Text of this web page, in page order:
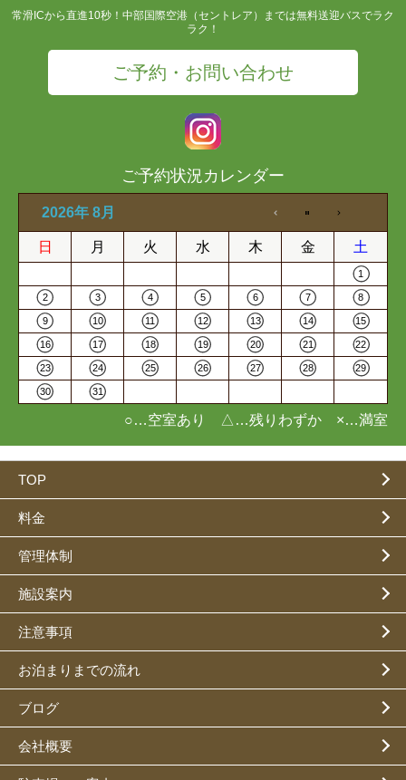
常滑ICから直進10秒！中部国際空港（セントレア）までは無料送迎バスでラク
ラク！
ご予約・お問い合わせ
ご予約状況カレンダー
2026年 8月
日 月 火 水 木 金 土
1
2 3 4 5 6 7 8
9 10 11 12 13 14 15
16 17 18 19 20 21 22
23 24 25 26 27 28 29
30 31
○…空室あり △…残りわずか ×…満室
TOP
料金
管理体制
施設案内
注意事項
お泊まりまでの流れ
ブログ
会社概要